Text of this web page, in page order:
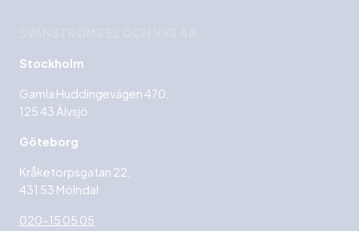
Stockholm
Gamla Huddingevägen 470,
125 43 Älvsjö
Göteborg
Kråketorpsgatan 22,
431 53 Mölndal
020-15 05 05